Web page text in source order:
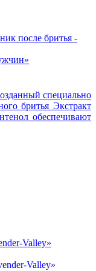
специально
бритья Экстракт
обеспечивают
Valley»